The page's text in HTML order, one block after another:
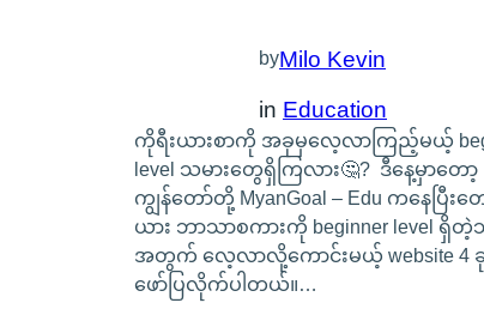
byMilo Kevin
in Education
ကိုရီးယားစာကို အခုမှလေ့လာကြည့်မယ့်
level သမားတွေရှိကြလား🤔? ဒီနေ့မှာတော့
ကျွန်တော်တို့ MyanGoal – Edu ကနေပြီးတ
ယား ဘာသာစကားကို beginner level ရှိ
အတွက် လေ့လာလို့ကောင်းမယ့် website 4
ဖော်ပြလိုက်ပါတယ်။…